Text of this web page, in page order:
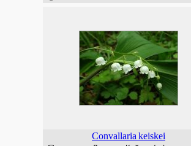
Convallaria keiskei